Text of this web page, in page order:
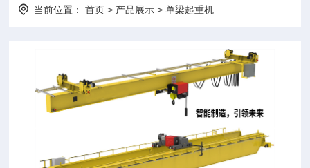
当前位置：首页 > 产品展示 >单梁起重机